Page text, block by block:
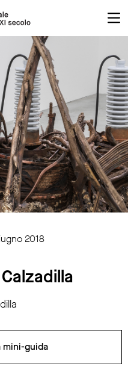
2018
mini-guida